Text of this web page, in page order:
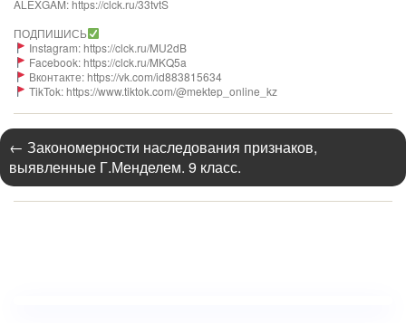
ALEXGAM: https://clck.ru/33tvtS
ПОДПИШИСЬ
Instagram: https://clck.ru/MU2dB
Facebook: https://clck.ru/MKQ5a
Вконтакте: https://vk.com/id883815634
TikTok: https://www.tiktok.com/@mektep_online_kz
← Закономерности наследования признаков,
выявленные Г.Менделем. 9 класс.